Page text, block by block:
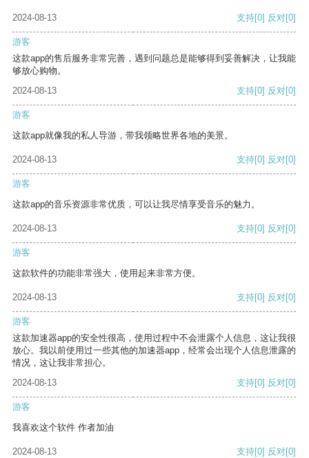
2024-08-13 支持[0] 反对[0]
游客
这款app的售后服务非常完善，遇到问题总是能够得到妥善解决，让我能
够放心购物。
2024-08-13
支持[0] 反对[0]
游客
这款app就像我的私人导游，带我领略世界各地的美景。
2024-08-13 支持[0] 反对[0]
游客
这款app的音乐资源非常优质，可以让我尽情享受音乐的魅力。
2024-08-13 支持[0] 反对[0]
游客
这款软件的功能非常强大，使用起来非常方便。
2024-08-13 支持[0] 反对[0]
游客
这款加速器app的安全性很高，使用过程中不会泄露个人信息，这让我很
放心。我以前使用过一些其他的加速器app，经常会出现个人信息泄露的
情况，这让我非常担心。
2024-08-13
支持[0] 反对[0]
游客
我喜欢这个软件 作者加油
2024-08-13 支持[0] 反对[0]